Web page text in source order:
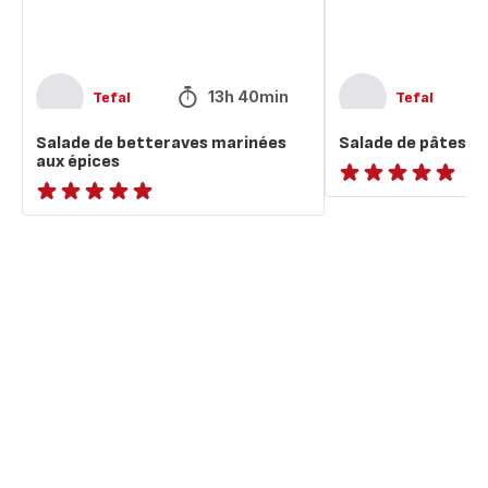
Tefal 13h 40min
Salade de betteraves marinées
aux épices
ratings.NaN
Tefal
Salade de pâtes
ratings.NaN